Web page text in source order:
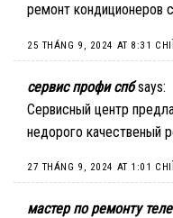
ремонт кондиционеров
25 THÁNG 9, 2024 AT 8:31
сервис профи спб says:
Сервисный центр
недорого качественый
27 THÁNG 9, 2024 AT 1:01
мастер по ремонту